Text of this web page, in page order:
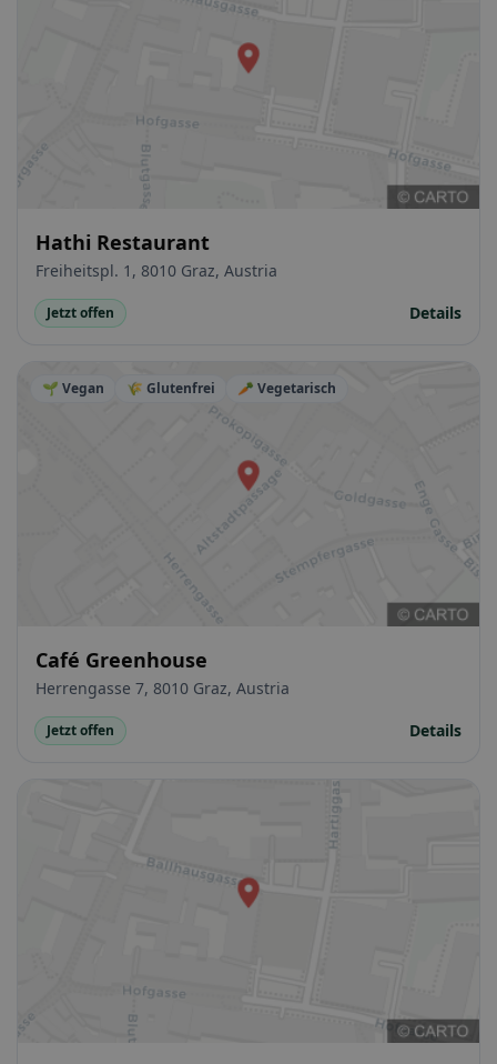
Hathi Restaurant
Freiheitspl. 1, 8010 Graz, Austria
Jetzt offen Details
🌱 Vegan 🌾 Glutenfrei 🥕 Vegetarisch
Café Greenhouse
Herrengasse 7, 8010 Graz, Austria
Jetzt offen Details